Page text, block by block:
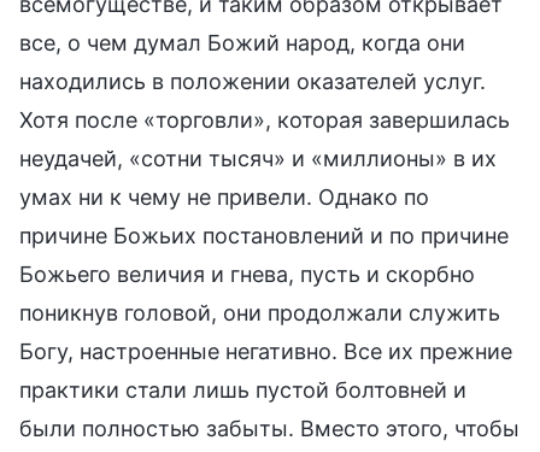
все, о чем думал Божий народ, когда они
находились в положении оказателей услуг.
Хотя после «торговли», которая завершилась
неудачей, «сотни тысяч» и «миллионы» в их
умах ни к чему не привели. Однако по
причине Божьих постановлений и по причине
Божьего величия и гнева, пусть и скорбно
поникнув головой, они продолжали служить
Богу, настроенные негативно. Все их прежние
практики стали лишь пустой болтовней и
были полностью забыты. Вместо этого, чтобы